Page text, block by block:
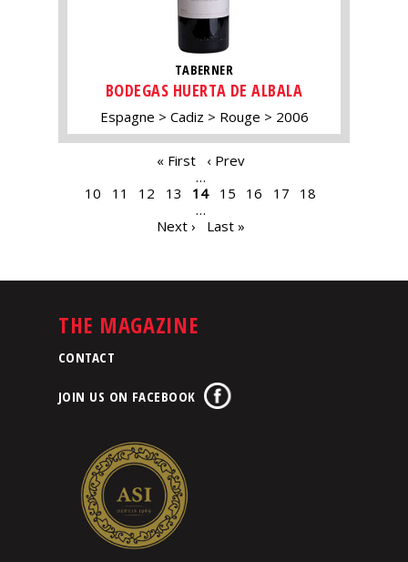
TABERNER
BODEGAS HUERTA DE ALBALA
Espagne Cadiz Rouge 2006
« First
‹ Prev
…
10
11 12 13 14 15 16 17
18
…
Next ›
Last »
THE MAGAZINE
CONTACT
JOIN US ON FACEBOOK